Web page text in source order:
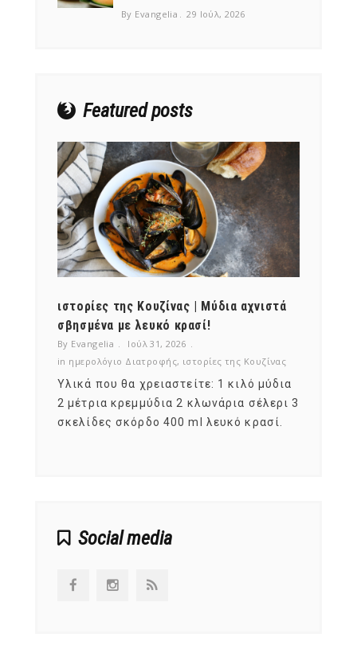
By Evangelia 29 Ιούλ, 2026
Featured posts
ιστορίες της Κουζίνας | Μύδια αχνιστά
σβησμένα με λευκό κρασί!
By Evangelia
Ιούλ 31, 2026
in ημερολόγιο Διατροφής, ιστορίες της Κουζίνας
Υλικά που θα χρειαστείτε: 1 κιλό μύδια
2 μέτρια κρεμμύδια 2 κλωνάρια σέλερι 3
σκελίδες σκόρδο 400 ml λευκό κρασί.
Social media